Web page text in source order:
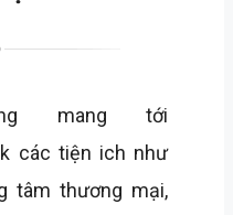
mang tới
các tiện ich như
tâm thương mại,